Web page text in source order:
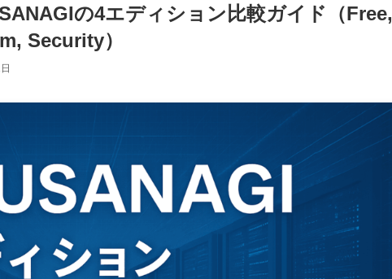
の4エディション比較ガイド（Free,
Security）